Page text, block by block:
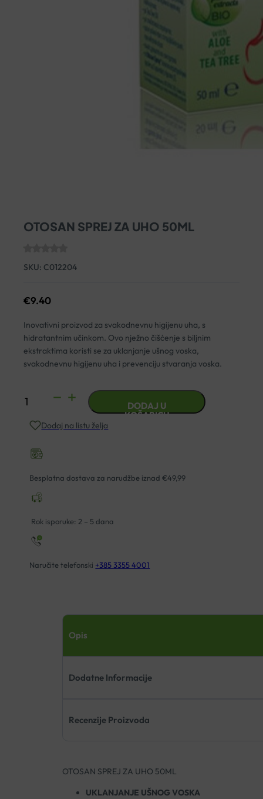
OTOSAN SPREJ ZA UHO 50ML
SKU: C012204
€9.40
Inovativni proizvod za svakodnevnu higijenu uha, s
hidratantnim učinkom. Ovo nježno čišćenje s biljnim
ekstraktima koristi se za uklanjanje ušnog voska,
svakodnevnu higijenu uha i prevenciju stvaranja voska.
OTOSAN
ZA
50ML
količina
DODAJ U
KOŠARICU
Dodaj na listu želja
Besplatna dostava za narudžbe iznad €49,99
Rok isporuke: 2 – 5 dana
Naručite telefonski +385 3355 4001
Opis
Dodatne Informacije
Recenzije Proizvoda
OTOSAN SPREJ ZA UHO 50ML
UKLANJANJE UŠNOG VOSKA